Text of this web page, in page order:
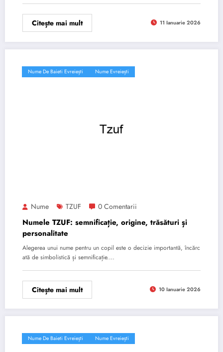
Citește mai mult 11 Ianuarie 2026
Nume De Baieti Evreiești Nume Evreiești
Nume TZUF 0 Comentarii
Numele TZUF: semnificație, origine, trăsături și
personalitate
Alegerea unui nume pentru un copil este o decizie importantă, încărc
ată de simbolistică și semnificație.…
Citește mai mult 10 Ianuarie 2026
Nume De Baieti Evreiești Nume Evreiești